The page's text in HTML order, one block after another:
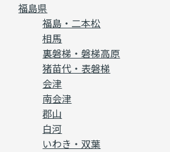
福島県
福島・二本松
相馬
裏磐梯・磐梯高原
猪苗代・表磐梯
会津
南会津
郡山
白河
いわき・双葉